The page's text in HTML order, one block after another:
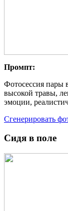
Промпт:
Фотосессия пары
высокой травы,
эмоции,
Сгенерировать
Сидя в поле